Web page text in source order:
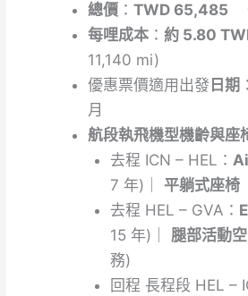
總價： TWD 65,485
每哩成本： 約 5.80
11,140 mi)
優惠票價適用出發 日期
月
航段執飛機型機齡與座
去程 ICN – HEL：
7 年)｜ 平躺式座椅
去程 HEL – GVA：
15 年)｜腿部活動
務)
回程 長程段 HEL –